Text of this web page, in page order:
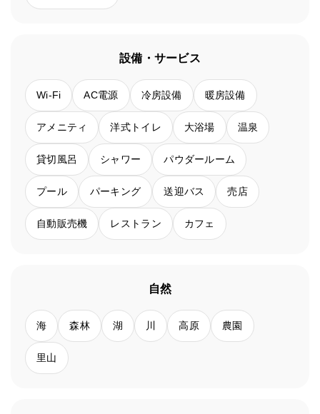
設備・サービス
Wi-Fi AC電源 冷房設備 暖房設備
アメニティ 洋式トイレ 大浴場 温泉
貸切風呂 シャワー パウダールーム
プール パーキング 送迎バス 売店
自動販売機 レストラン カフェ
自然
海 森林 湖 川 高原 農園
里山